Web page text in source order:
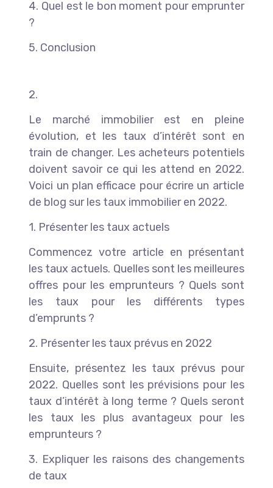
4. Quel est le bon moment pour emprunter
?
5. Conclusion
2.
Le marché immobilier est en pleine
évolution, et les taux d’intérêt sont en
train de changer. Les acheteurs potentiels
doivent savoir ce qui les attend en 2022.
Voici un plan efficace pour écrire un article
de blog sur les taux immobilier en 2022.
1. Présenter les taux actuels
Commencez votre article en présentant
les taux actuels. Quelles sont les meilleures
offres pour les emprunteurs ? Quels sont
les taux pour les différents types
d’emprunts ?
2. Présenter les taux prévus en 2022
Ensuite, présentez les taux prévus pour
2022. Quelles sont les prévisions pour les
taux d’intérêt à long terme ? Quels seront
les taux les plus avantageux pour les
emprunteurs ?
3. Expliquer les raisons des changements
de taux